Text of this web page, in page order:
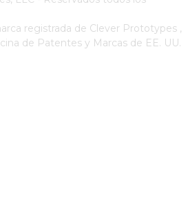
registrada de Clever Prototypes ,
de Patentes y Marcas de EE. UU.